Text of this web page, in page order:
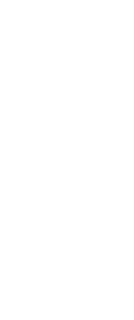
Información